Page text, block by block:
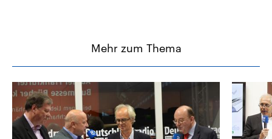
Mehr zum Thema